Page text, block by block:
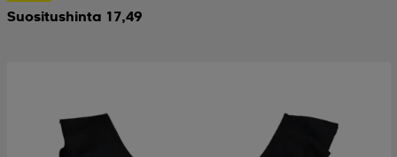
Suositushinta 17,49